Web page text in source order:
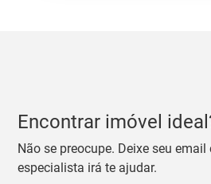
Encontrar imóvel
Não se preocupe. Deixe seu
especialista irá te ajudar.